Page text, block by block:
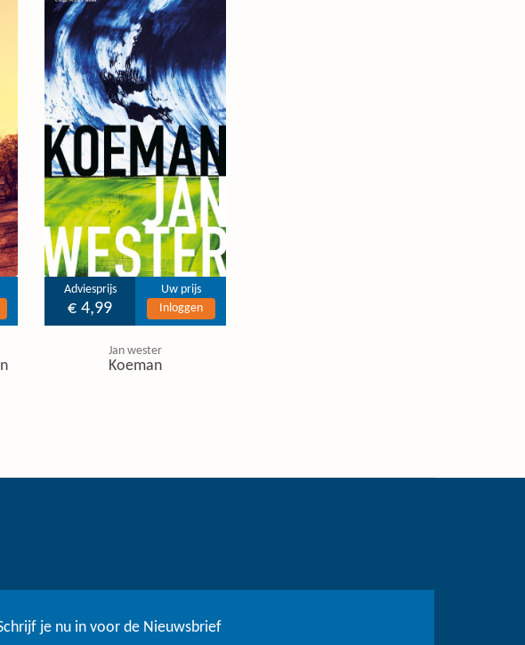
Adviesprijs
€ 4,99
Uw prijs
Inloggen
Jan wester
Koeman
je nu in voor de Nieuwsbrief